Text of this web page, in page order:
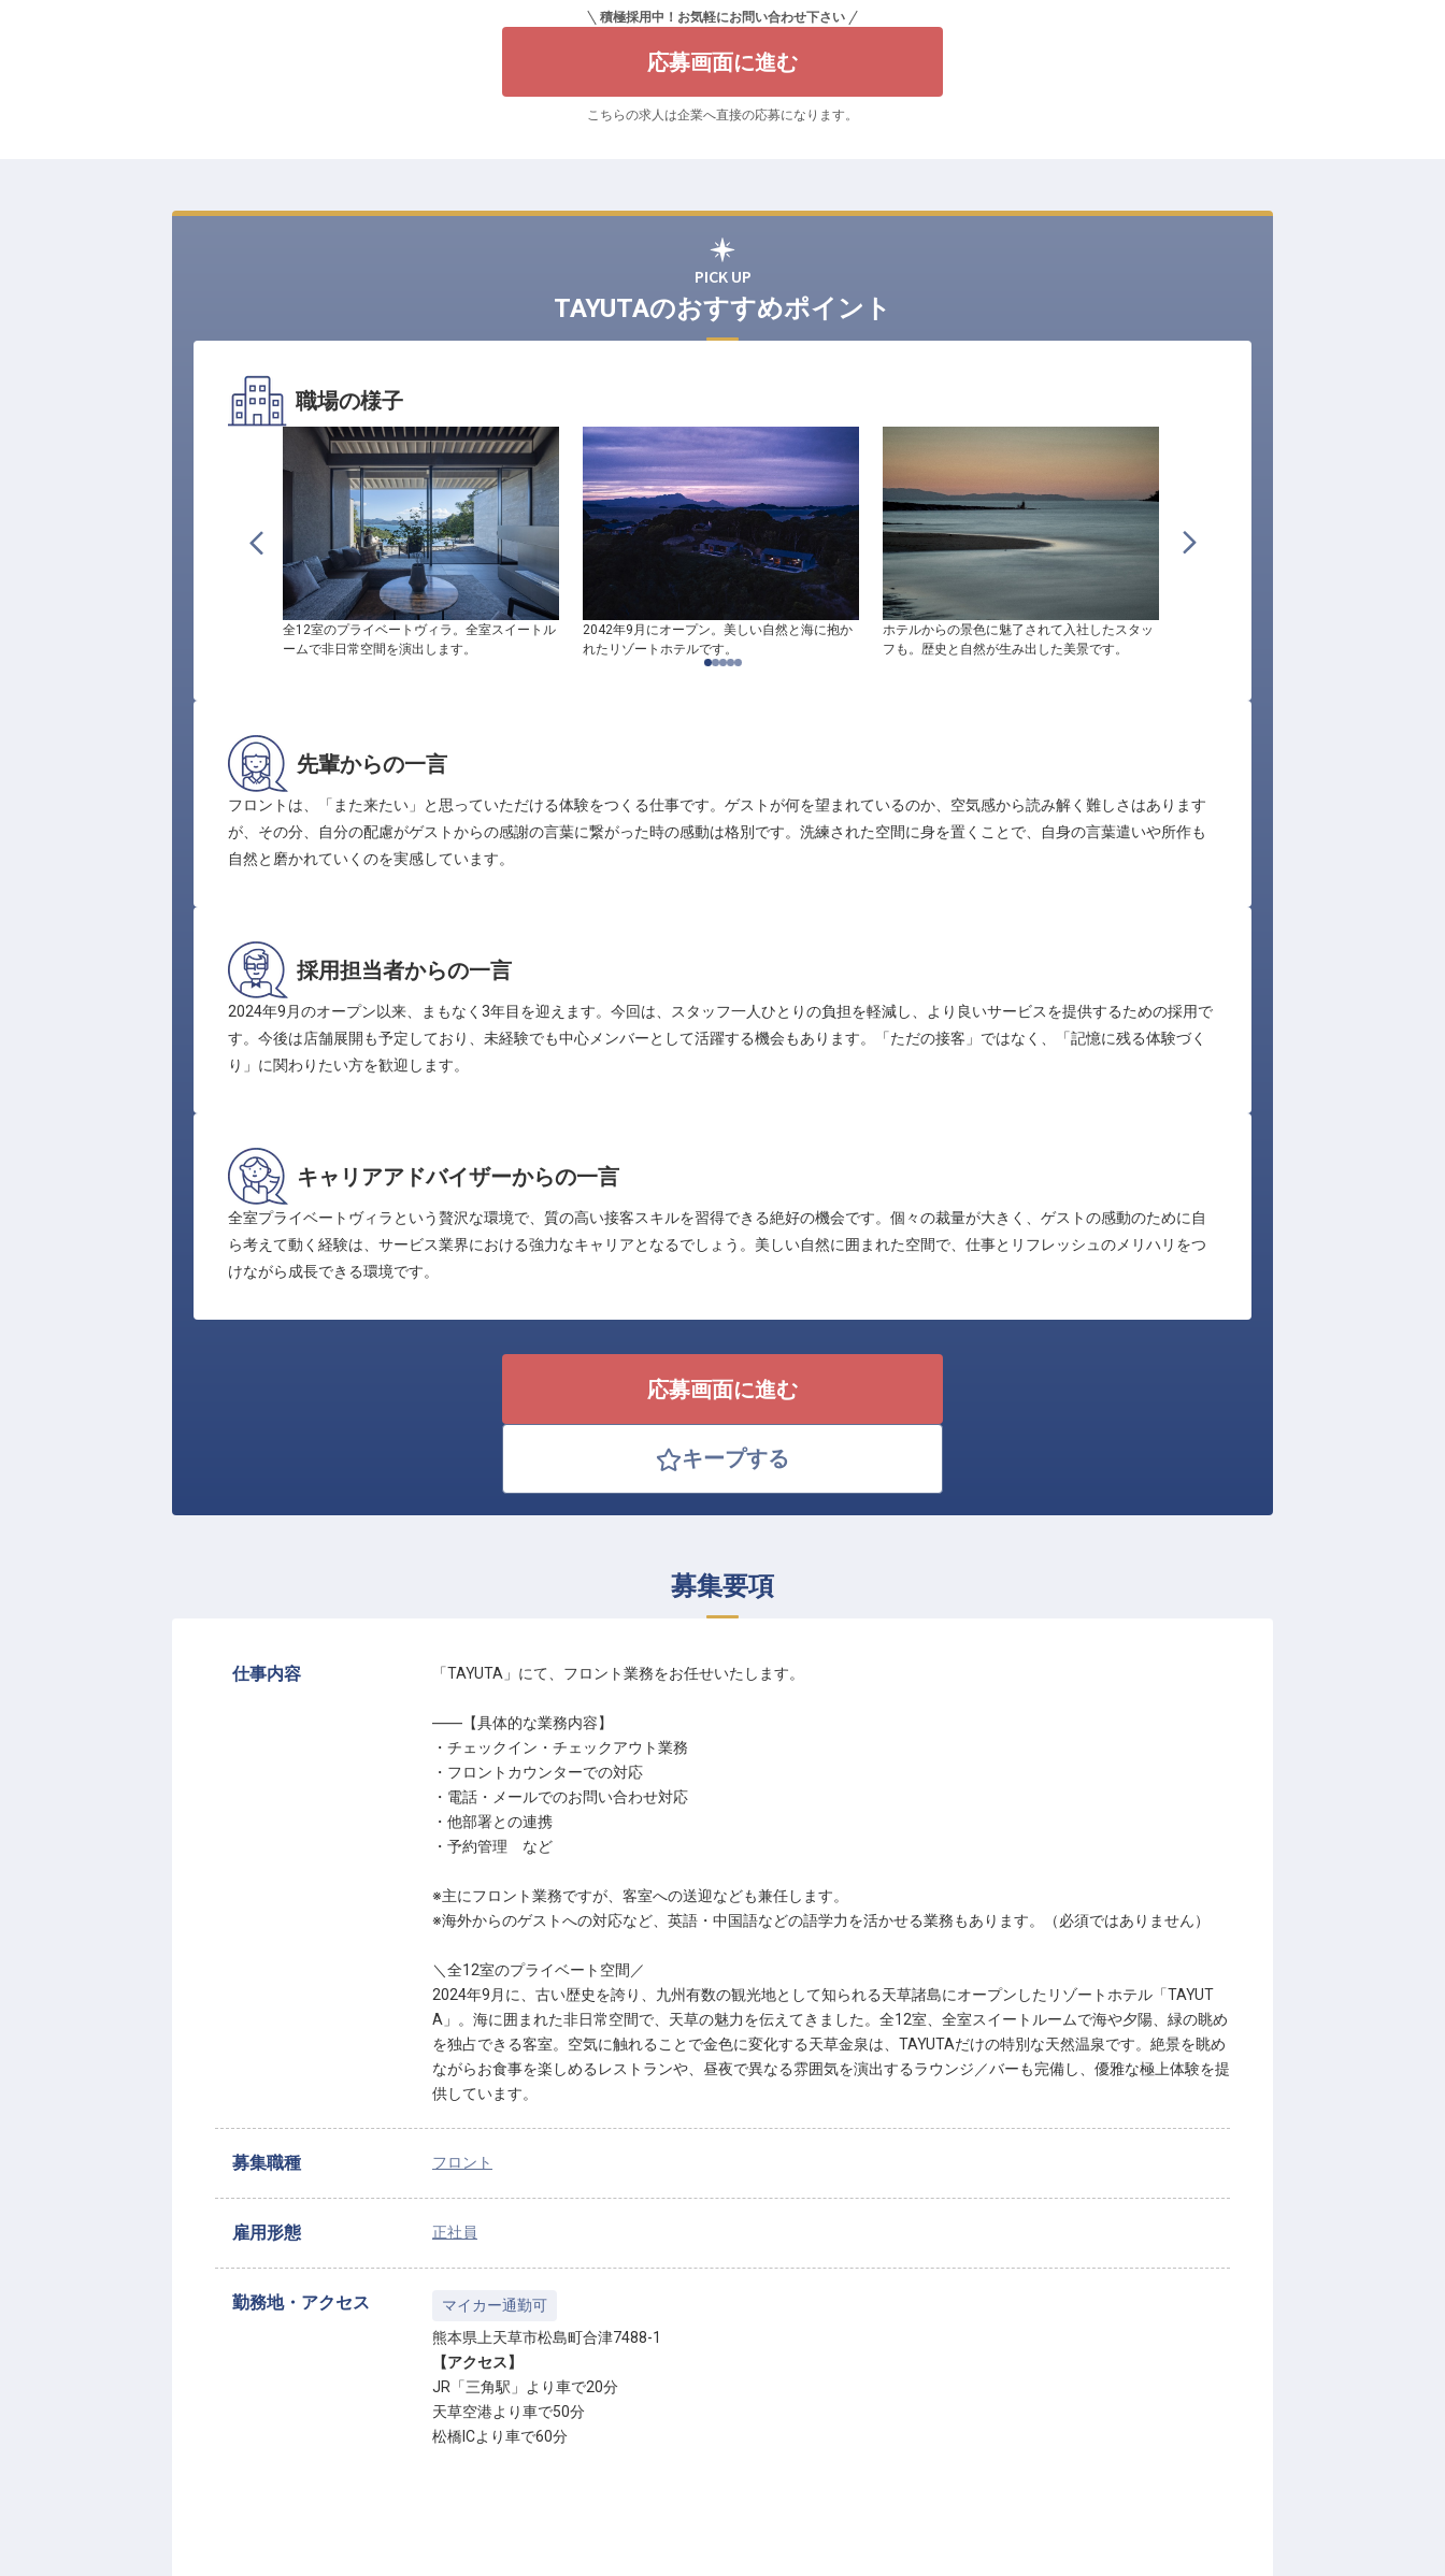
積極採用中！お気軽にお問い合わせ下さい
応募画面に進む
こちらの求人は企業へ直接の応募になります。
PICK UP
TAYUTAのおすすめポイント
職場の様子
全12室のプライベートヴィラ。全室スイートル
ームで非日常空間を演出します。
2042年9月にオープン。美しい自然と海に抱か
れたリゾートホテルです。
ホテルからの景色に魅了されて入社したスタッ
フも。歴史と自然が生み出した美景です。
先輩からの一言
フロントは、「また来たい」と思っていただける体験をつくる仕事です。ゲストが何を望まれているのか、空気感から読み解く難しさはあります
が、その分、自分の配慮がゲストからの感謝の言葉に繋がった時の感動は格別です。洗練された空間に身を置くことで、自身の言葉遣いや所作も
自然と磨かれていくのを実感しています。
採用担当者からの一言
2024年9月のオープン以来、まもなく3年目を迎えます。今回は、スタッフ一人ひとりの負担を軽減し、より良いサービスを提供するための採用で
す。今後は店舗展開も予定しており、未経験でも中心メンバーとして活躍する機会もあります。「ただの接客」ではなく、「記憶に残る体験づく
キャリアアドバイザーからの一言
全室プライベートヴィラという贅沢な環境で、質の高い接客スキルを習得できる絶好の機会です。個々の裁量が大きく、ゲストの感動のために自
ら考えて動く経験は、サービス業界における強力なキャリアとなるでしょう。美しい自然に囲まれた空間で、仕事とリフレッシュのメリハリをつ
けながら成長できる環境です。
応募画面に進む
キープする
募集要項
仕事内容 「TAYUTA」にて、フロント業務をお任せいたします。
――【具体的な業務内容】
・チェックイン・チェックアウト業務
・フロントカウンターでの対応
・電話・メールでのお問い合わせ対応
・他部署との連携
・予約管理 など
※主にフロント業務ですが、客室への送迎なども兼任します。
※海外からのゲストへの対応など、英語・中国語などの語学力を活かせる業務もあります。（必須ではありません）
＼全12室のプライベート空間／
2024年9月に、古い歴史を誇り、九州有数の観光地として知られる天草諸島にオープンしたリゾートホテル「TAYUT
A」。海に囲まれた非日常空間で、天草の魅力を伝えてきました。全12室、全室スイートルームで海や夕陽、緑の眺め
を独占できる客室。空気に触れることで金色に変化する天草金泉は、TAYUTAだけの特別な天然温泉です。絶景を眺め
ながらお食事を楽しめるレストランや、昼夜で異なる雰囲気を演出するラウンジ／バーも完備し、優雅な極上体験を提
供しています。
募集職種 フロント
雇用形態 正社員
勤務地・アクセス
マイカー通勤可
熊本県上天草市松島町合津7488-1
【アクセス】
JR「三角駅」より車で20分
天草空港より車で50分
松橋ICより車で60分